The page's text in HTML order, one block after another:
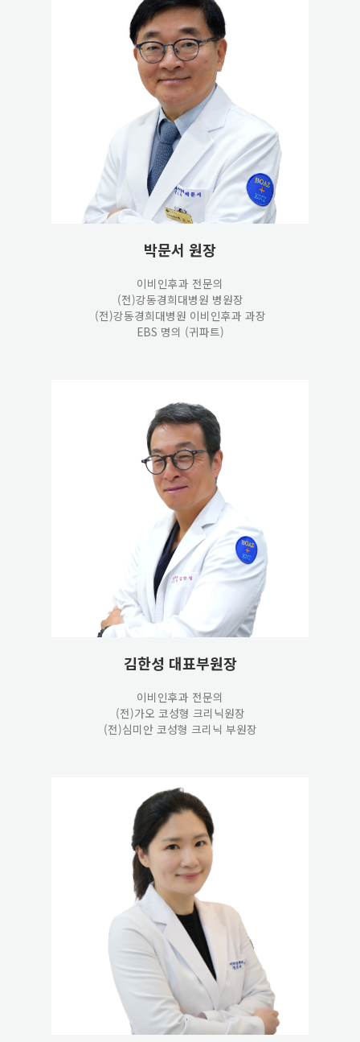
박문서 원장
이비인후과 전문의
(전)강동경희대병원 병원장
(전)강동경희대병원 이비인후과 과장
EBS 명의 (귀파트)
김한성 대표부원장
이비인후과 전문의
(전)가오 코성형 크리닉원장
(전)심미안 코성형 크리닉 부원장